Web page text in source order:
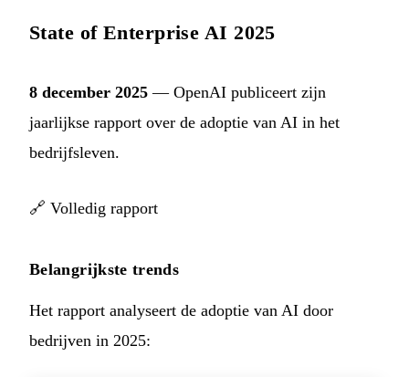
State of Enterprise AI 2025
8 december 2025 — OpenAI publiceert zijn
jaarlijkse rapport over de adoptie van AI in het
bedrijfsleven.
🔗 Volledig rapport
Belangrijkste trends
Het rapport analyseert de adoptie van AI door
bedrijven in 2025: